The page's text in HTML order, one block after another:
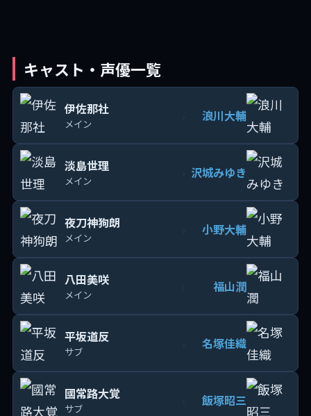
キャスト・声優一覧
伊佐那社
メイン 浪川大輔
淡島世理
メイン 沢城みゆき
夜刀神狗朗
メイン 小野大輔
八田美咲
メイン 福山潤
平坂道反
サブ 名塚佳織
國常路大覚
サブ 飯塚昭三